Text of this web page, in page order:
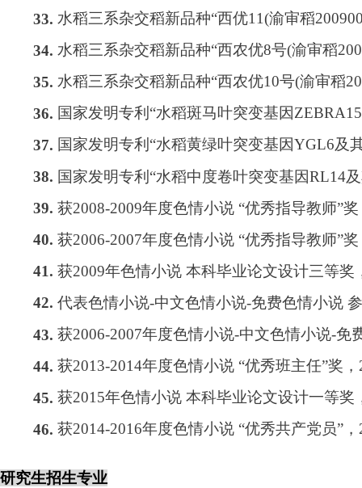
33.水稻三系杂交稻新品种“西优11(渝审稻
34.水稻三系杂交稻新品种“西农优8号(渝审稻
35.水稻三系杂交稻新品种“西农优10号(渝审稻
36. 国家发明专利 “水稻斑马叶突变基因ZEBRA15
37. 国家发明专利 “水稻黄绿叶突变基因YGL6及
38. 国家发明专利 “水稻中度卷叶突变基因RL14
39.获2008-2009年度色情小说 “优秀指导教师”
40.获2006-2007年度色情小说 “优秀指导教师”
41.获2009年色情小说 本科毕业论文设计三等奖
42.代表色情小说-中文色情小说-免费色情小说
43.获2006-2007年度色情小说-中文色情小说-免
44.获2013-2014年度色情小说 “优秀班主任”奖，
45.获2015年色情小说 本科毕业论文设计一等奖
46.获2014-2016年度色情小说 “优秀共产党员” ，
研究生招生专业